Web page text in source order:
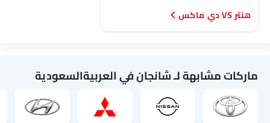
هنتر VS دي ماكس
ماركات مشابهة لـ شانجان في العربيةالسعودية